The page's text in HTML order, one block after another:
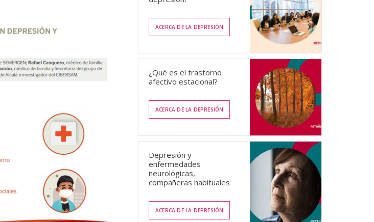
ACERCA DE LA DEPRESIÓN
¿Qué es el trastorno
afectivo estacional?
ACERCA DE LA DEPRESIÓN
Depresión y
enfermedades
neurológicas,
compañeras habituales
ACERCA DE LA DEPRESIÓN